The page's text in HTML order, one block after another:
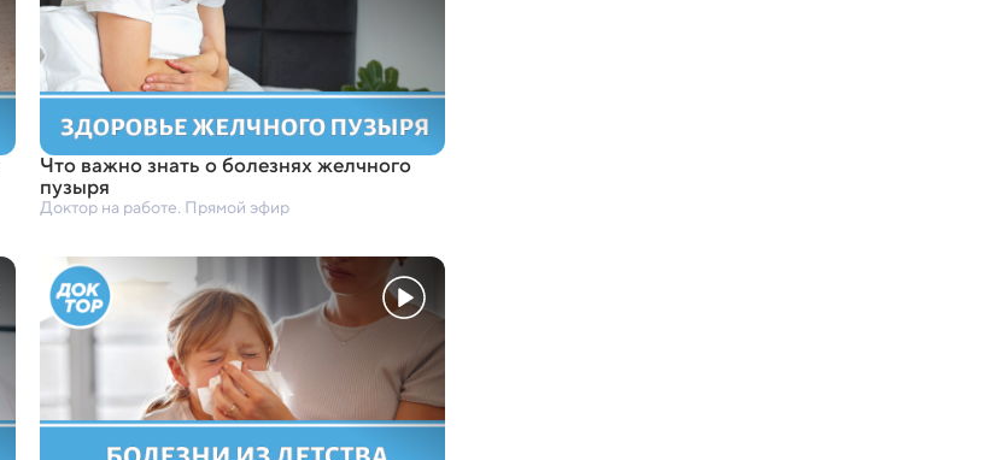
Что важно знать о болезнях желчного
пузыря
Доктор на работе. Прямой эфир